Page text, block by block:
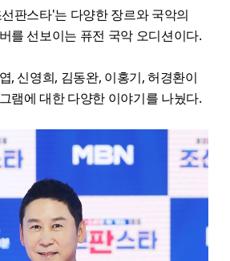
판스타'는 다양한 장르와 국악의
를 선보이는 퓨전 국악 오디션이다.
, 신영희, 김동완, 이홍기, 허경환이
램에 대한 다양한 이야기를 나눴다.